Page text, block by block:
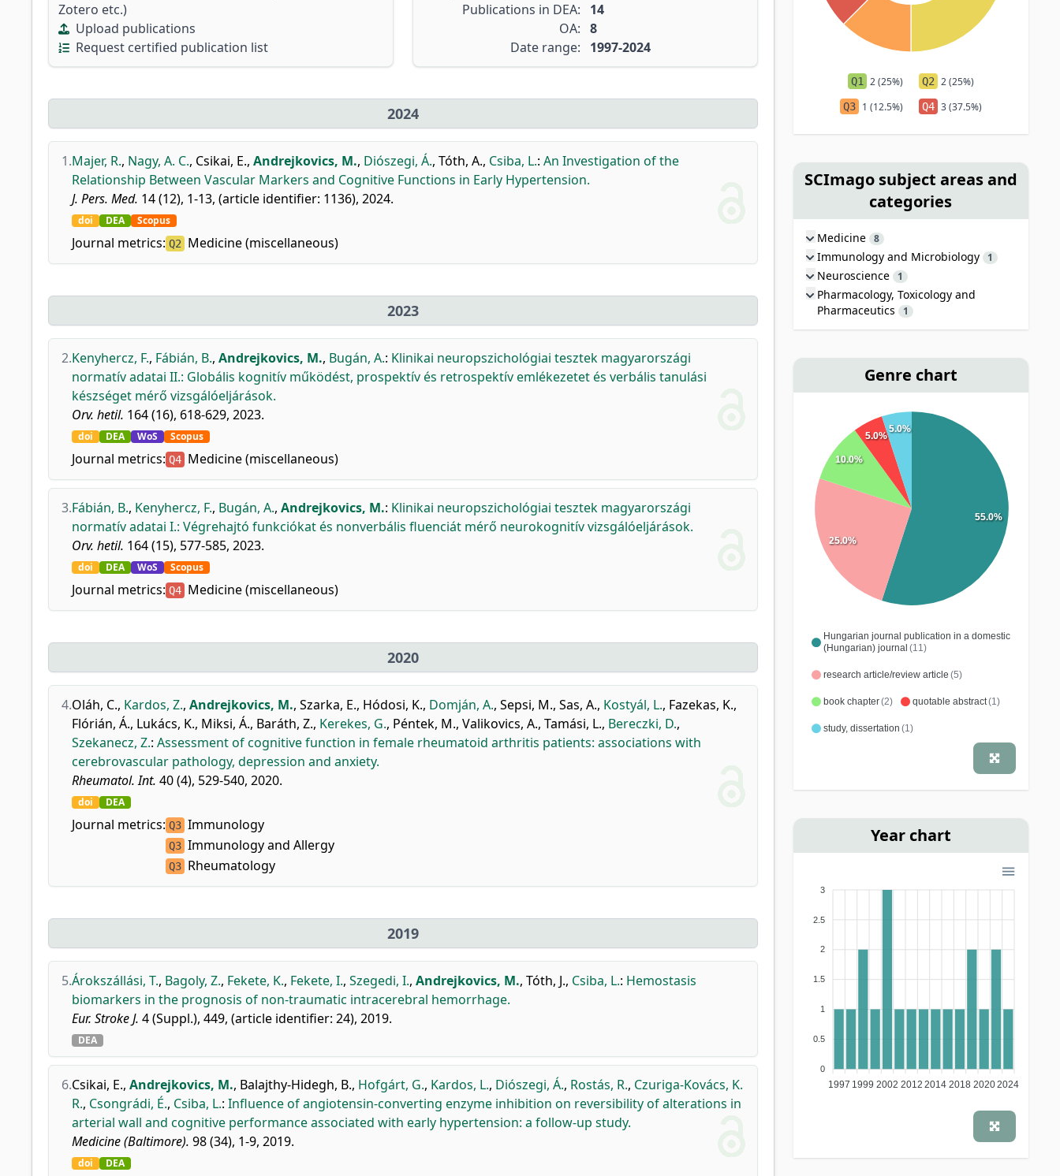
Zotero etc.)
Upload publications
Request certified publication list
Publications in DEA:
14
OA: 8
Date range:
1997-2024
2024
1.Majer, R., Nagy, A. C., Csikai, E., Andrejkovics, M., Diószegi, Á., Tóth, A., Csiba, L.: An Investigation of the
Relationship Between Vascular Markers and Cognitive Functions in Early Hypertension.
J. Pers. Med. 14 (12), 1-13, (article identifier: 1136), 2024.
doi DEA Scopus
Journal metrics: Q2 Medicine (miscellaneous)
2023
2.Kenyhercz, F., Fábián, B., Andrejkovics, M., Bugán, A.: Klinikai neuropszichológiai tesztek magyarországi
normatív adatai II.: Globális kognitív működést, prospektív és retrospektív emlékezetet és verbális tanulási
készséget mérő vizsgálóeljárások.
Orv. hetil. 164 (16), 618-629, 2023.
doi DEA WoS Scopus
Journal metrics: Q4 Medicine (miscellaneous)
3.Fábián, B., Kenyhercz, F., Bugán, A., Andrejkovics, M.: Klinikai neuropszichológiai tesztek magyarországi
normatív adatai I.: Végrehajtó funkciókat és nonverbális fluenciát mérő neurokognitív vizsgálóeljárások.
Orv. hetil. 164 (15), 577-585, 2023.
doi DEA WoS Scopus
Journal metrics: Q4 Medicine (miscellaneous)
2020
4.Oláh, C., Kardos, Z., Andrejkovics, M., Szarka, E., Hódosi, K., Domján, A., Sepsi, M., Sas, A., Kostyál, L., Fazekas, K.,
Flórián, Á., Lukács, K., Miksi, Á., Baráth, Z., Kerekes, G., Péntek, M., Valikovics, A., Tamási, L., Bereczki, D.,
Szekanecz, Z.: Assessment of cognitive function in female rheumatoid arthritis patients: associations with
cerebrovascular pathology, depression and anxiety.
Rheumatol. Int. 40 (4), 529-540, 2020.
doi DEA
Journal metrics: Q3 Immunology
Q3 Immunology and Allergy
Q3 Rheumatology
2019
5.Árokszállási, T., Bagoly, Z., Fekete, K., Fekete, I., Szegedi, I., Andrejkovics, M., Tóth, J., Csiba, L.: Hemostasis
biomarkers in the prognosis of non-traumatic intracerebral hemorrhage.
Eur. Stroke J. 4 (Suppl.), 449, (article identifier: 24), 2019.
DEA
6.Csikai, E., Andrejkovics, M., Balajthy-Hidegh, B., Hofgárt, G., Kardos, L., Diószegi, Á., Rostás, R., Czuriga-Kovács, K.
R., Csongrádi, É., Csiba, L.: Influence of angiotensin-converting enzyme inhibition on reversibility of alterations in
arterial wall and cognitive performance associated with early hypertension: a follow-up study.
Medicine (Baltimore). 98 (34), 1-9, 2019.
doi DEA
Q1 2 (25%) Q2 2 (25%)
Q3 1 (12.5%) Q4 3 (37.5%)
SCImago subject areas and
categories
Medicine 8
Immunology and Microbiology 1
Neuroscience 1
Pharmacology, Toxicology and
Pharmaceutics
1
Genre chart
Hungarian journal publication in a domestic
(Hungarian) journal (11)
research article/review article (5)
book chapter(2) quotable abstract(1)
study, dissertation (1)
55.0%
25.0%
10.0%
5.0%
5.0%
Year chart
3
2.5
2
1.5
1
0.5
0
1997 1999 2002 2012 2014 2018 20202024